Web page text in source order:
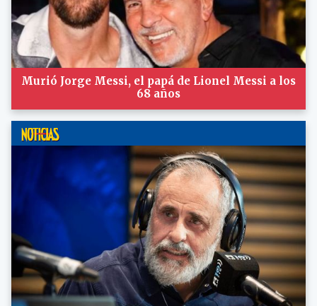
Murió Jorge Messi, el papá de Lionel Messi a los
68 años